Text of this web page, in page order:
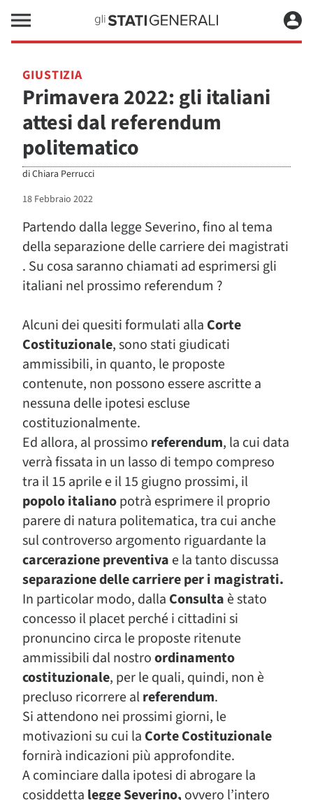
GIUSTIZIA
Primavera 2022: gli italiani
attesi dal referendum
politematico
diChiara Perrucci
18 Febbraio 2022
Partendo dalla legge Severino, fino al tema
della separazione delle carriere dei magistrati
. Su cosa saranno chiamati ad esprimersi gli
italiani nel prossimo referendum ?
Alcuni dei quesiti formulati alla Corte
Costituzionale, sono stati giudicati
ammissibili, in quanto, le proposte
contenute, non possono essere ascritte a
nessuna delle ipotesi escluse
costituzionalmente.
Ed allora, al prossimo referendum, la cui data
verrà fissata in un lasso di tempo compreso
tra il 15 aprile e il 15 giugno prossimi, il
popolo italianopotrà esprimere il proprio
parere di natura politematica, tra cui anche
sul controverso argomento riguardante la
carcerazionepreventiva e la tanto discussa
separazione delle carriere per i magistrati.
In particolar modo, dalla Consulta è stato
concesso il placet perché i cittadini si
pronuncino circa le proposte ritenute
ammissibili dal nostroordinamento
costituzionale, per le quali, quindi, non è
precluso ricorrere alreferendum.
Si attendono nei prossimi giorni, le
motivazioni su cui la Corte Costituzionale
fornirà indicazioni più approfondite.
A cominciare dalla ipotesi di abrogare la
cosiddetta legge Severino, ovvero l’intero